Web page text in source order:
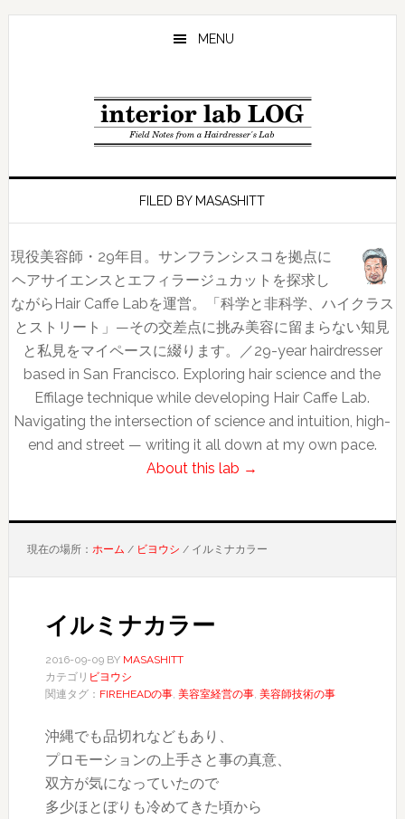
Skip
Skip
Skip
MENU
FILED BY MASASHITT
現役美容師・29年目。サンフランシスコを拠点に
ヘアサイエンスとエフィラージュカットを探求し
ながらHair Caffe Labを運営。「科学と非科学、ハイクラス
とストリート」—その交差点に挑み美容に留まらない知見
と私見をマイペースに綴ります。／29-year hairdresser
based in San Francisco. Exploring hair science and the
Effilage technique while developing Hair Caffe Lab.
Navigating the intersection of science and intuition, high-
end and street — writing it all down at my own pace.
About this lab →
現在の場所： ホーム / ビヨウシ /イルミナカラー
イルミナカラー
2016-09-09BY MASASHITT
カテゴリ ビヨウシ
関連タグ： FIREHEADの事, 美容室経営の事, 美容師技術の事
沖縄でも品切れなどもあり、
プロモーションの上手さと事の真意、
双方が気になっていたので
多少ほとぼりも冷めてきた頃から